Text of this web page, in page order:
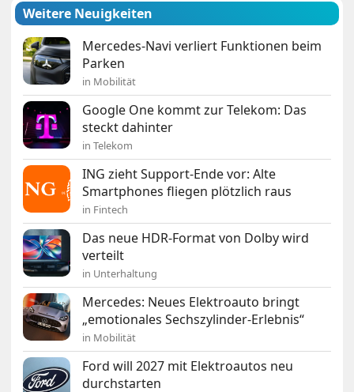
Weitere Neuigkeiten
Mercedes-Navi verliert Funktionen beim
Parken
in Mobilität
Google One kommt zur Telekom: Das
steckt dahinter
in Telekom
ING zieht Support-Ende vor: Alte
Smartphones fliegen plötzlich raus
in Fintech
Das neue HDR-Format von Dolby wird
verteilt
in Unterhaltung
Mercedes: Neues Elektroauto bringt
„emotionales Sechszylinder-Erlebnis“
in Mobilität
Ford will 2027 mit Elektroautos neu
durchstarten